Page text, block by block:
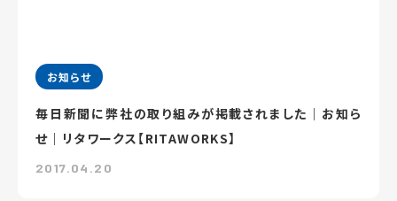
お知らせ
毎日新聞に弊社の取り組みが掲載されました｜お知ら
せ｜リタワークス【RITAWORKS】
2017.04.20